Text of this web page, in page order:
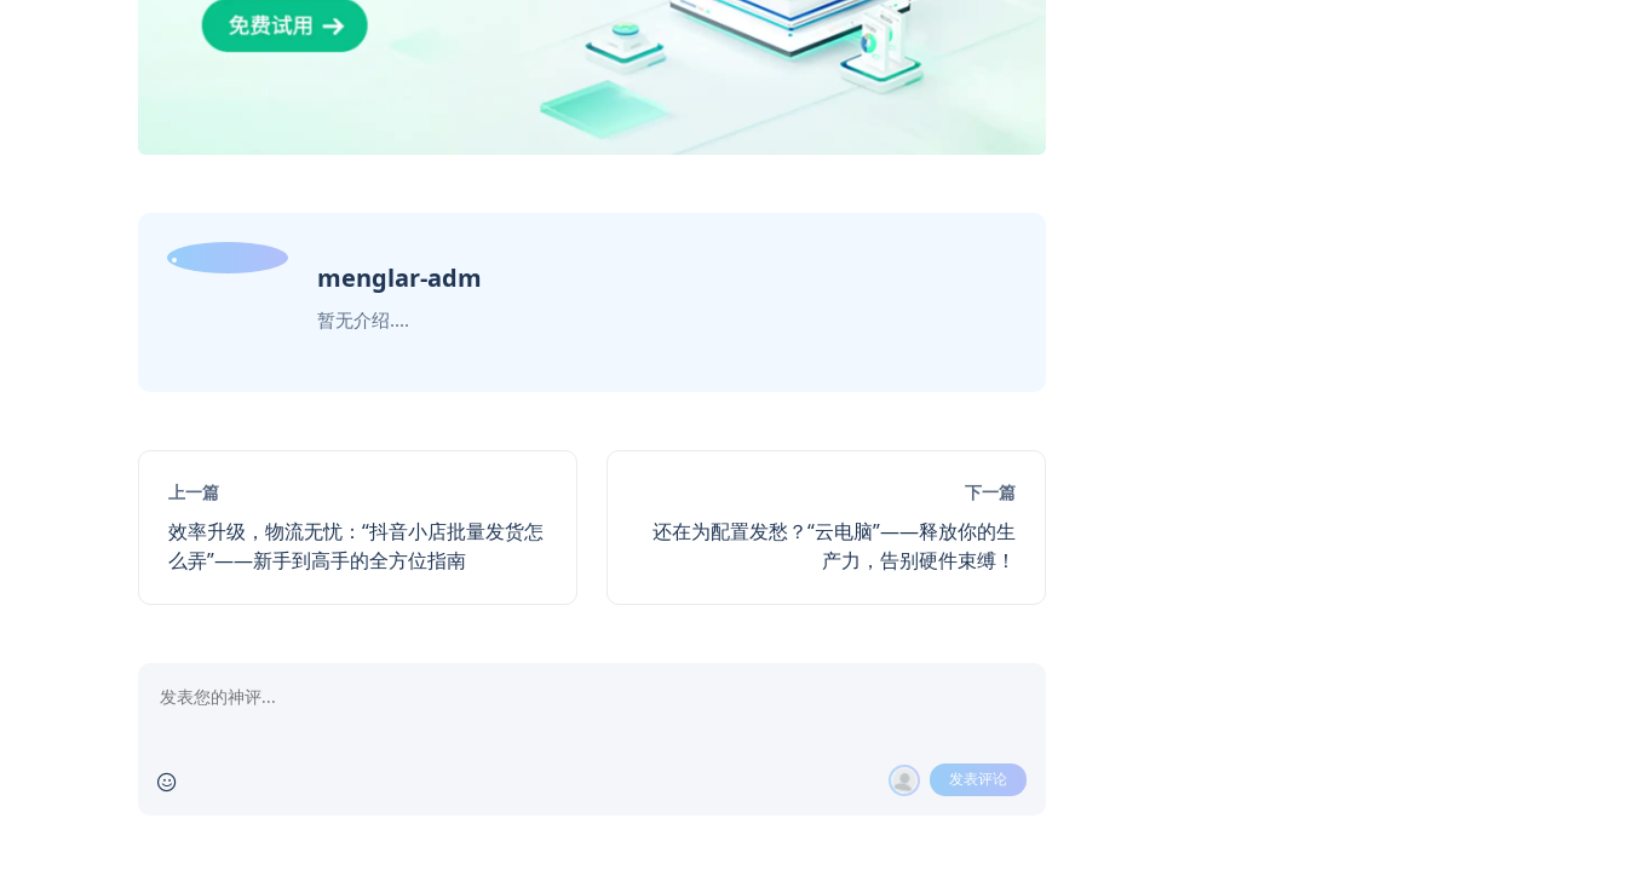
menglar-adm
暂无介绍....
上一篇
效率升级，物流无忧：“抖音小店批量发货怎
么弄”——新手到高手的全方位指南
下一篇
还在为配置发愁？“云电脑”——释放你的生
产力，告别硬件束缚！
发表评论